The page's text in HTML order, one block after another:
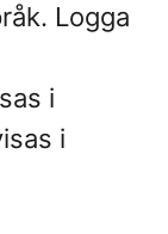
Logga
i
i